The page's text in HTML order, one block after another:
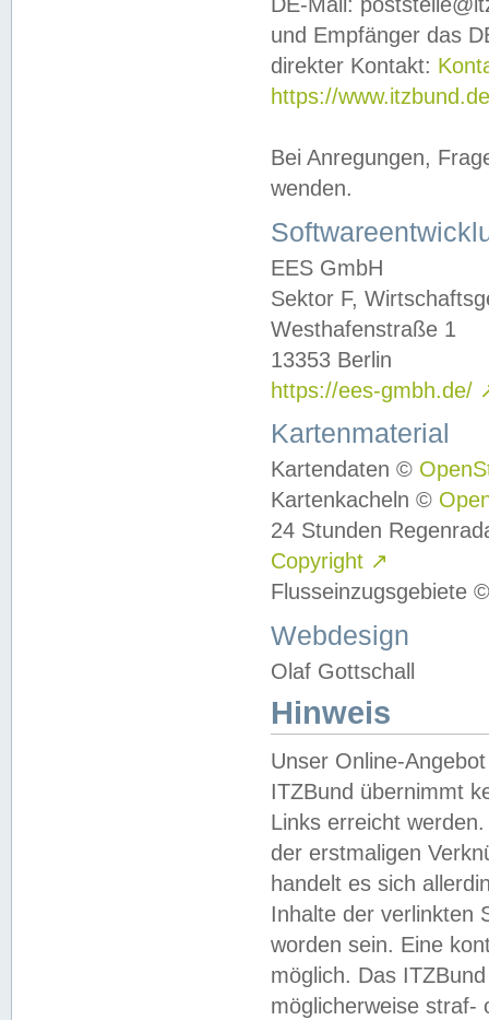
und Empfänger das
direkter Kontakt:
https://
Bei Anregungen,
wenden.
EES GmbH
Sektor F,
Westhafenstraße 1
13353 Berlin
https://ees-gmbh.de/
Kartenmaterial
Kartendaten ©
Kartenkacheln ©
24 Stunden
Copyright ↗
Flusseinzugsgebiete
Webdesign
Olaf Gottschall
Hinweis
Unser Online-
ITZBund übernimmt
Links erreicht
der erstmaligen
handelt es sich
Inhalte der verlinkten
worden sein. Eine
möglich. Das
möglicherweise straf-